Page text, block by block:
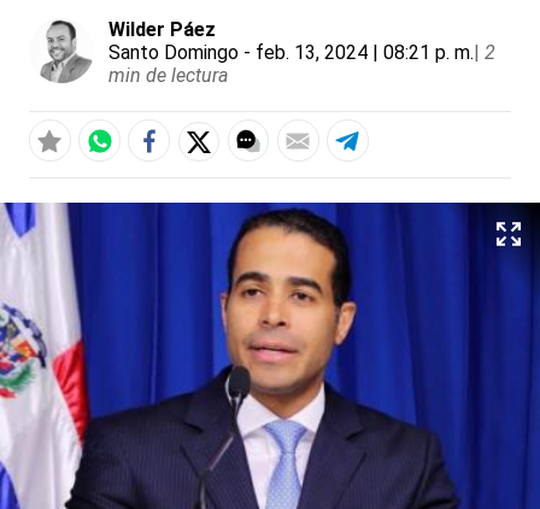
Wilder Páez
Santo Domingo - feb. 13, 2024 | 08:21 p. m.| 2
min de lectura